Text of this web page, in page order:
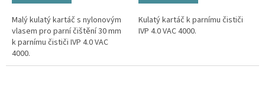
Malý kulatý kartáč s nylonovým
vlasem pro parní čištění 30 mm
k parnímu čističi IVP 4.0 VAC
4000.
Kulatý kartáč k parnímu čističi
IVP 4.0 VAC 4000.